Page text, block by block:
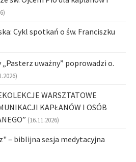
Cykl spotkań o św. Franciszku
uważny” poprowadzi o.
WARSZTATOWE
KAPŁANÓW I OSÓB
(16.11.2026)
– biblijna sesja medytacyjna